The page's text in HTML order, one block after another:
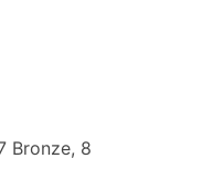
Bronze, 8